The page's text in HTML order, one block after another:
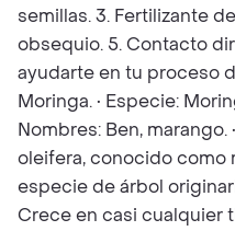
semillas. 3. Fertilizante
obsequio. 5. Contacto
ayudarte en tu proceso
Moringa. • Especie:
Nombres: Ben,
oleifera, conocido como
especie de árbol
Crece en casi cualquier